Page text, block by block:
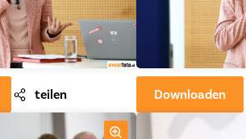
teilen Downloaden